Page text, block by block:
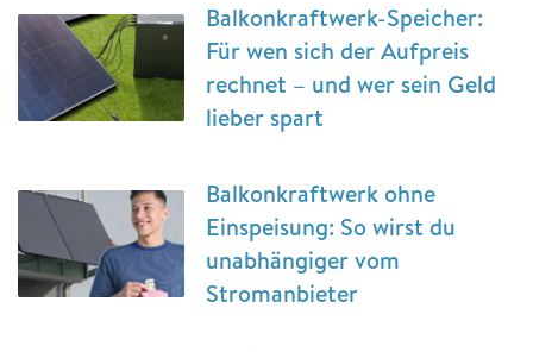
Balkonkraftwerk-Speicher:
Für wen sich der Aufpreis
rechnet – und wer sein Geld
lieber spart
Balkonkraftwerk ohne
Einspeisung: So wirst du
unabhängiger vom
Stromanbieter